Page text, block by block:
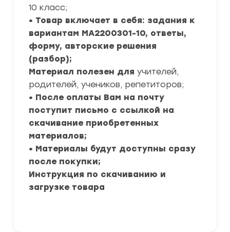
10 класс;
• Товар включает в себя: задания к
вариантам МА2200301-10, ответы,
форму, авторские решения
(разбор);
Материал полезен для учителей,
родителей, учеников, репетиторов;
• После оплаты Вам на почту
поступит письмо с ссылкой на
скачивание приобретенных
материалов;
• Материалы будут доступны сразу
после покупки;
Инструкция по скачиванию и
загрузке товара